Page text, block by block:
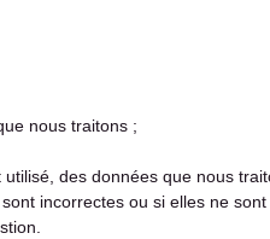
nous traitons ;
des données que nous
incorrectes ou si elles ne